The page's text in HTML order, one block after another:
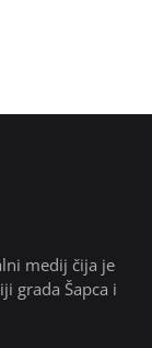
medij čija je
grada Šapca i